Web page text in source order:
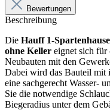
Bewertungen
Beschreibung
Die Hauff 1-
ohne Keller eignet sich für
Neubauten mit den
Dabei wird das Bauteil mit
eine sachgerecht Wasser-
Sie die notwendige
Biegeradius unter dem